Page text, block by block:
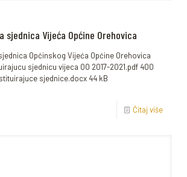
sjednica Vijeća Općine Orehovica
Općinskog Vijeća Općine Orehovica
sjednicu vijeca OO 2017-2021.pdf 400
sjednice.docx 44 kB
Čitaj više